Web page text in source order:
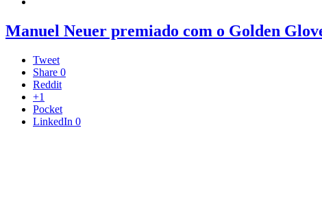
Manuel Neuer premiado com o Golden
Tweet
Share 0
Reddit
+1
Pocket
LinkedIn 0